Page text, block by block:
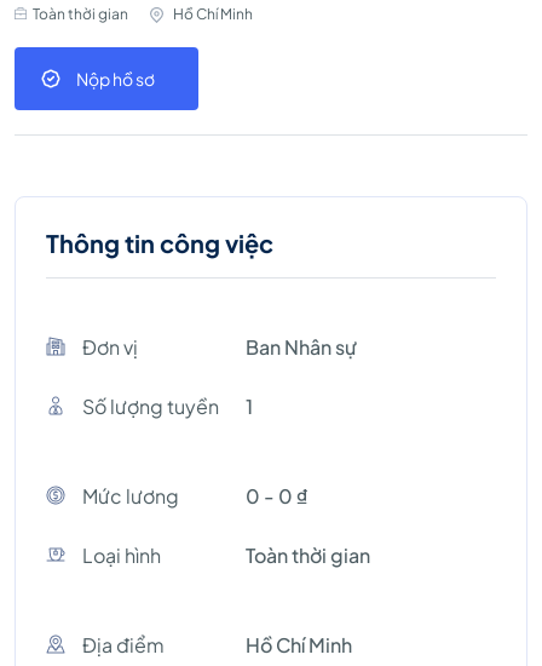
Toàn thời gian Hồ Chí Minh
Nộp hồ sơ
Thông tin công việc
Đơn vị Ban Nhân sự
Số lượng tuyền 1
Mức lương 0 - 0 ₫
Loại hình Toàn thời gian
Địa điểm Hồ Chí Minh